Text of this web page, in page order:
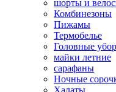
шорты и
Комбинезоны
Пижамы
Термобелье
Головные
майки летние
сарафаны
Ночные
Халаты